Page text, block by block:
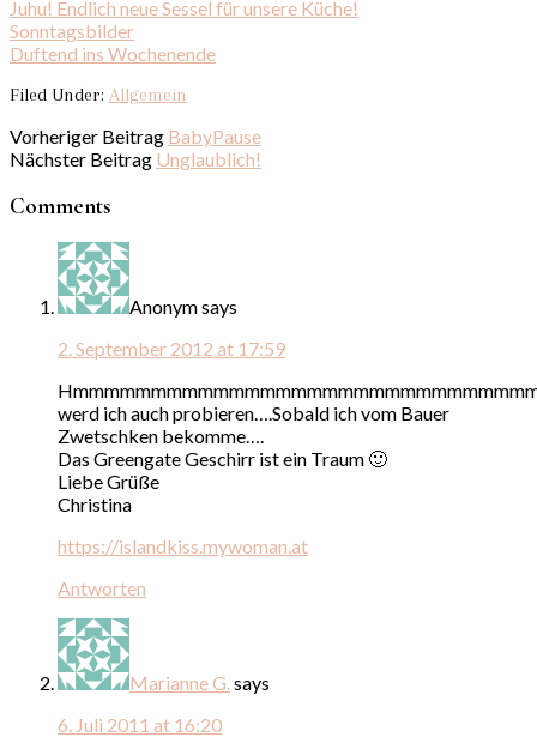
Juhu! Endlich neue Sessel für unsere Küche!
Sonntagsbilder
Duftend ins Wochenende
Filed Under: Allgemein
Vorheriger Beitrag BabyPause
Nächster Beitrag Unglaublich!
Comments
Anonymsays
2. September 2012 at 17:59
werd ich auch probieren….Sobald ich vom Bauer
Zwetschken bekomme….
Das Greengate Geschirr ist ein Traum 🙂
Liebe Grüße
Christina
https://islandkiss.mywoman.at
Antworten
Marianne G. says
6. Juli 2011 at 16:20